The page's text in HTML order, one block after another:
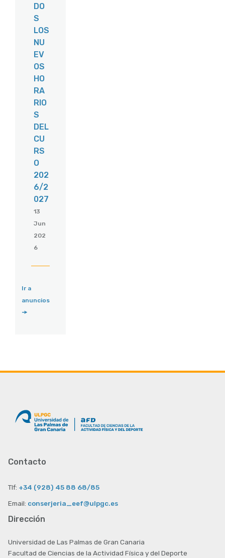
DO
S
LOS
NU
EV
OS
HO
RA
RIO
S
DEL
CU
RS
O
202
6/2
027
13
Jun
202
6
Ir a
anuncios
Contacto
Tlf: +34 (928) 45 88 68/85
Email: conserjeria_eef@ulpgc.es
Dirección
Universidad de Las Palmas de Gran Canaria
Facultad de Ciencias de la Actividad Física y del Deporte